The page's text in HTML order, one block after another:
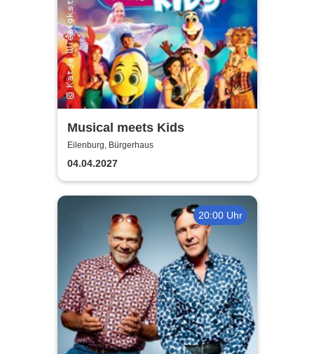
Musical meets Kids
Eilenburg, Bürgerhaus
04.04.2027
20:00 Uhr